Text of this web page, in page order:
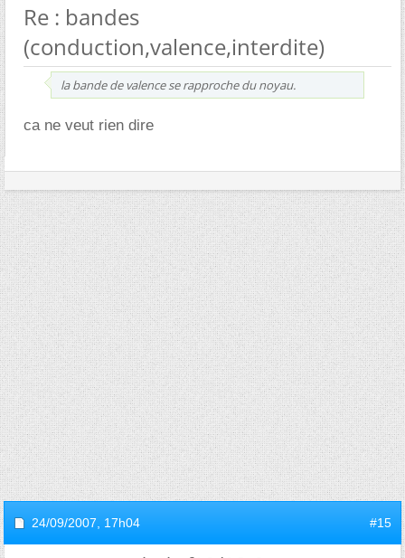
Re : bandes
(conduction,valence,interdite)
la bande de valence se rapproche du noyau.
ca ne veut rien dire
24/09/2007, 17h04 #15